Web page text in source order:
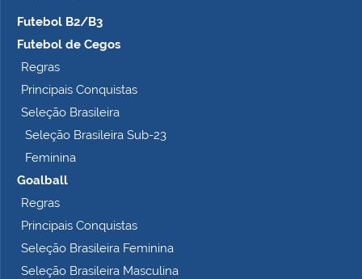
o
m
e
t
Futebol B2/B3
Futebol de Cegos
Regras
Principais Conquistas
Seleção Brasileira
Seleção Brasileira Sub-23
Feminina
Goalball
Regras
Principais Conquistas
Seleção Brasileira Feminina
Seleção Brasileira Masculina